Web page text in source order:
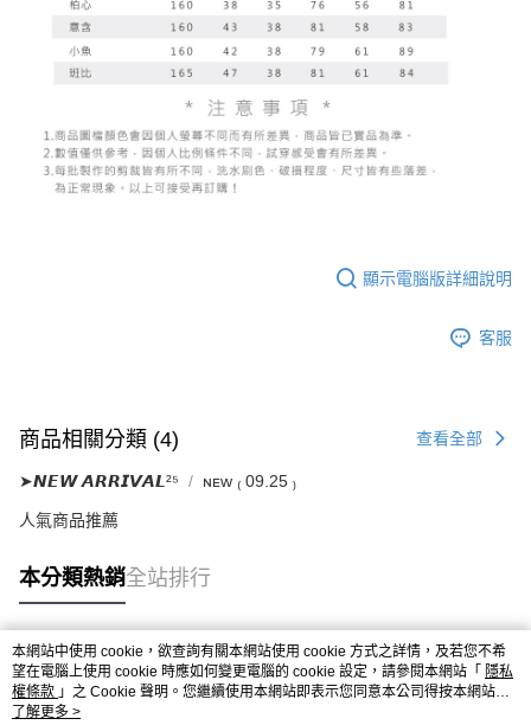
顯示電腦版詳細說明
客服
商品相關分類 (4) 查看全部
➤𝙉𝙀𝙒 𝘼𝙍𝙍𝙄𝙑𝘼𝙇²⁵ ɴᴇᴡ ₍ 09.25 ₎
人氣商品推薦
本分類熱銷全站排行
熱門標籤
本網站中使用 cookie，欲查詢有關本網站使用 cookie 方式之詳情，及若您不希
望在電腦上使用 cookie 時應如何變更電腦的 cookie 設定，請參閱本網站「 隱私
權條款 」之 Cookie 聲明。您繼續使用本網站即表示您同意本公司得按本網站使
用條款之 Cookie 聲明使用 cookie。
了解更多 >